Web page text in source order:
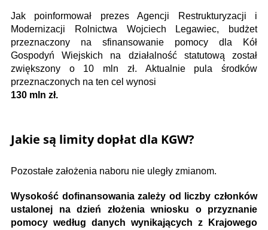
Jak poinformował prezes Agencji Restrukturyzacji i
Modernizacji Rolnictwa Wojciech Legawiec, budżet
przeznaczony na sfinansowanie pomocy dla Kół
Gospodyń Wiejskich na działalność statutową został
zwiększony o 10 mln zł. Aktualnie pula środków
przeznaczonych na ten cel wynosi
130 mln zł.
Jakie są limity dopłat dla KGW?
Pozostałe założenia naboru nie uległy zmianom.
Wysokość dofinansowania zależy od liczby członków
ustalonej na dzień złożenia wniosku o przyznanie
pomocy według danych wynikających z Krajowego